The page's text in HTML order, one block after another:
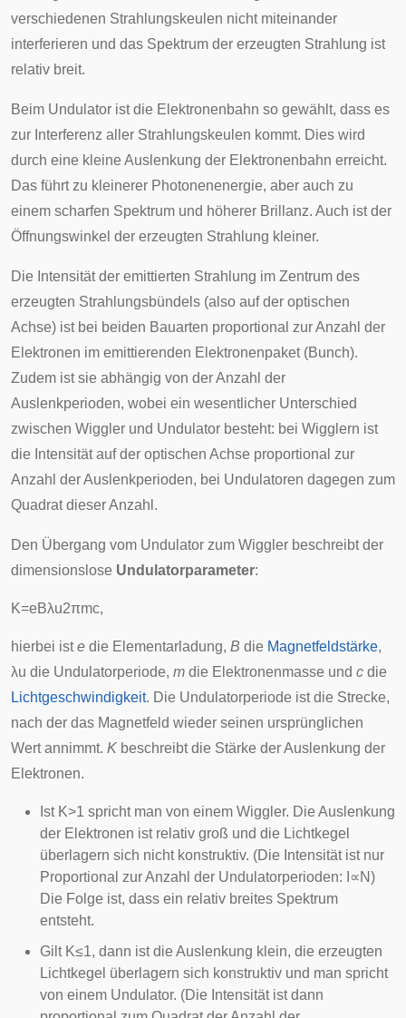
verschiedenen Strahlungskeulen nicht miteinander
interferieren und das Spektrum der erzeugten Strahlung ist
relativ breit.
Beim Undulator ist die Elektronenbahn so gewählt, dass es
zur Interferenz aller Strahlungskeulen kommt. Dies wird
durch eine kleine Auslenkung der Elektronenbahn erreicht.
Das führt zu kleinerer Photonenenergie, aber auch zu
einem scharfen Spektrum und höherer Brillanz. Auch ist der
Öffnungswinkel der erzeugten Strahlung kleiner.
Die Intensität der emittierten Strahlung im Zentrum des
erzeugten Strahlungsbündels (also auf der optischen
Achse) ist bei beiden Bauarten proportional zur Anzahl der
Elektronen im emittierenden Elektronenpaket (Bunch).
Zudem ist sie abhängig von der Anzahl der
Auslenkperioden, wobei ein wesentlicher Unterschied
zwischen Wiggler und Undulator besteht: bei Wigglern ist
die Intensität auf der optischen Achse proportional zur
Anzahl der Auslenkperioden, bei Undulatoren dagegen zum
Quadrat dieser Anzahl.
Den Übergang vom Undulator zum Wiggler beschreibt der
dimensionslose Undulatorparameter:
K=eBλu2πmc,
hierbei iste die Elementarladung, B die Magnetfeldstärke,
λu die Undulatorperiode, m die Elektronenmasse und c die
Lichtgeschwindigkeit. Die Undulatorperiode ist die Strecke,
nach der das Magnetfeld wieder seinen ursprünglichen
Wert annimmt. K beschreibt die Stärke der Auslenkung der
Elektronen.
Ist K>1 spricht man von einem Wiggler. Die Auslenkung
der Elektronen ist relativ groß und die Lichtkegel
überlagern sich nicht konstruktiv. (Die Intensität ist nur
Proportional zur Anzahl der Undulatorperioden: ∝N)
Die Folge ist, dass ein relativ breites Spektrum
entsteht.
Gilt K≤1, dann ist die Auslenkung klein, die erzeugten
Lichtkegel überlagern sich konstruktiv und man spricht
von einem Undulator. (Die Intensität ist dann